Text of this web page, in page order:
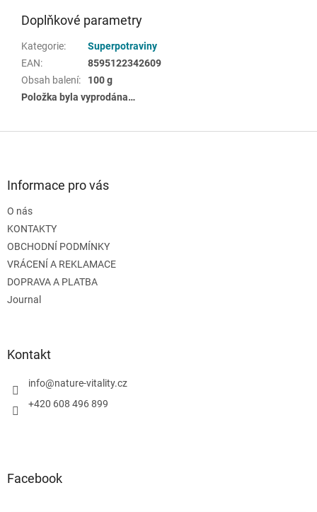
Doplňkové parametry
Kategorie:
Superpotraviny
EAN:
8595122342609
Obsah balení:
100 g
Položka byla vyprodána…
Informace pro vás
O nás
KONTAKTY
OBCHODNÍ PODMÍNKY
VRÁCENÍ A REKLAMACE
DOPRAVA A PLATBA
Journal
Kontakt
info@nature-vitality.cz
+420 608 496 899
Facebook